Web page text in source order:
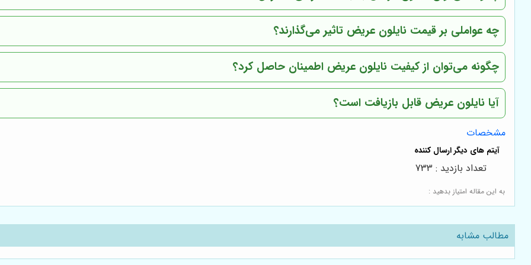
چه عواملی بر قیمت نایلون عریض تاثیر می‌گذارند؟
چگونه می‌توان از کیفیت نایلون عریض اطمینان حاصل کرد؟
آیا نایلون عریض قابل بازیافت است؟
مشخصات
به این مقاله امتیاز بدهید :
تعداد بازدید : 733
مطالب مشابه